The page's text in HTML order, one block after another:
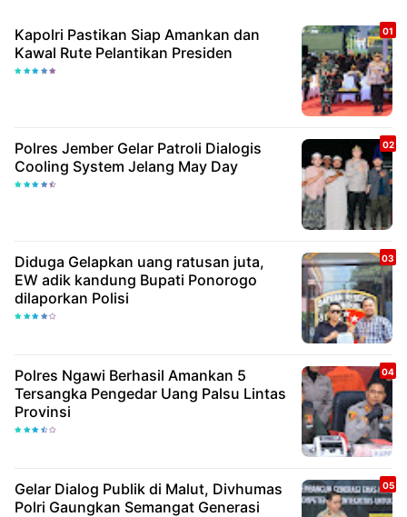
Kapolri Pastikan Siap Amankan dan
Kawal Rute Pelantikan Presiden
Polres Jember Gelar Patroli Dialogis
Cooling System Jelang May Day
Diduga Gelapkan uang ratusan juta,
EW adik kandung Bupati Ponorogo
dilaporkan Polisi
Polres Ngawi Berhasil Amankan 5
Tersangka Pengedar Uang Palsu Lintas
Provinsi
Gelar Dialog Publik di Malut, Divhumas
Polri Gaungkan Semangat Generasi